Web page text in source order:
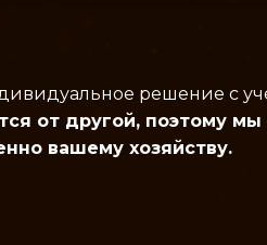
решение с
от другой, поэтому
вашему хозяйству.